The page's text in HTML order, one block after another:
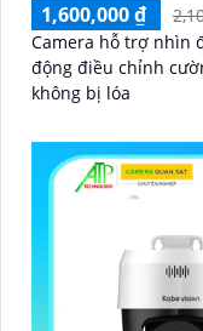
1,600,000 ₫
Camera hỗ trợ nhìn
động điều chỉnh
không bị lóa